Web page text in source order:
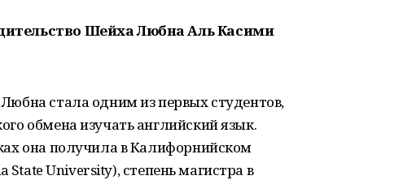
Шейха Любна Аль Касими
стала одним из первых студентов,
обмена изучать английский язык.
она получила в Калифорнийском
State University), степень магистра в